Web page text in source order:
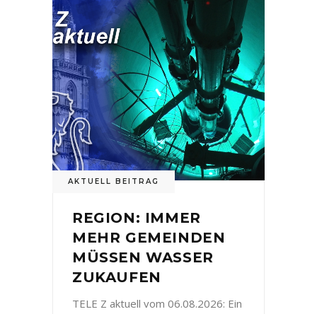
AKTUELL BEITRAG
REGION: IMMER
MEHR GEMEINDEN
MÜSSEN WASSER
ZUKAUFEN
TELE Z aktuell vom 06.08.2026: Ein